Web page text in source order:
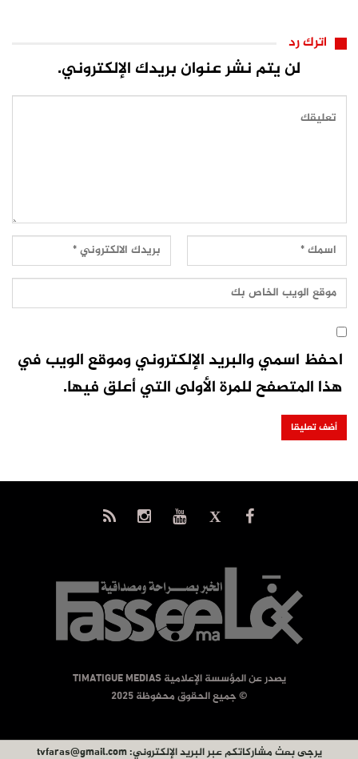
اترك رد
لن يتم نشر عنوان بريدك الإلكتروني.
احفظ اسمي والبريد الإلكتروني وموقع الويب في
هذا المتصفح للمرة الأولى التي أعلق فيها.
يصدر عن المؤسسة الإعلامية TIMATIGUE MEDIAS
© جميع الحقوق محفوظة 2025
يرجى بعث مشاركاتكم عبر البريد الإلكتروني:tvfaras@gmail.com